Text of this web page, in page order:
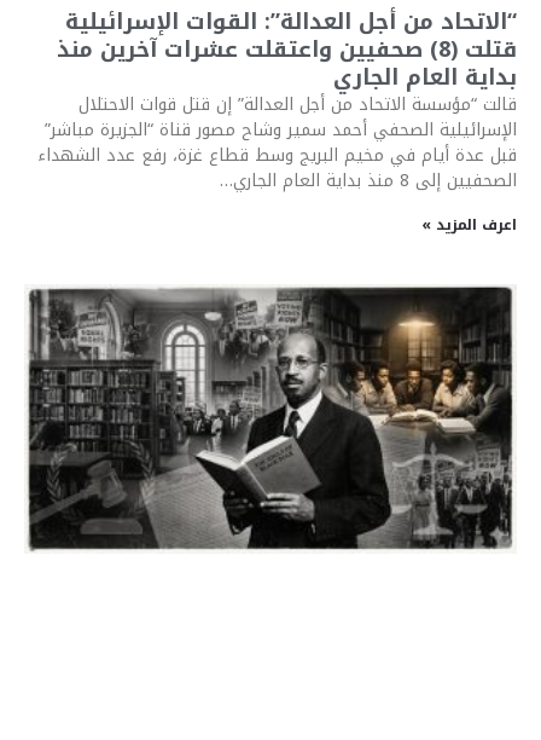
“الاتحاد من أجل العدالة”: القوات الإسرائيلية
قتلت (8) صحفيين واعتقلت عشرات آخرين منذ
بداية العام الجاري
قالت “مؤسسة الاتحاد من أجل العدالة” إن قتل قوات الاحتلال
الإسرائيلية الصحفي أحمد سمير وشاح مصور قناة “الجزيرة مباشر”
قبل عدة أيام في مخيم البريج وسط قطاع غزة، رفع عدد الشهداء
الصحفيين إلى 8 منذ بداية العام الجاري…
اعرف المزيد »